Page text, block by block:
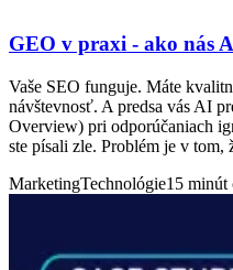
GEO v praxi - ako nás
Vaše SEO funguje. Máte
návštevnosť. A predsa vás AI
Overview) pri odporúčaniach
ste písali zle. Problém je v tom,
MarketingTechnológie15 minút